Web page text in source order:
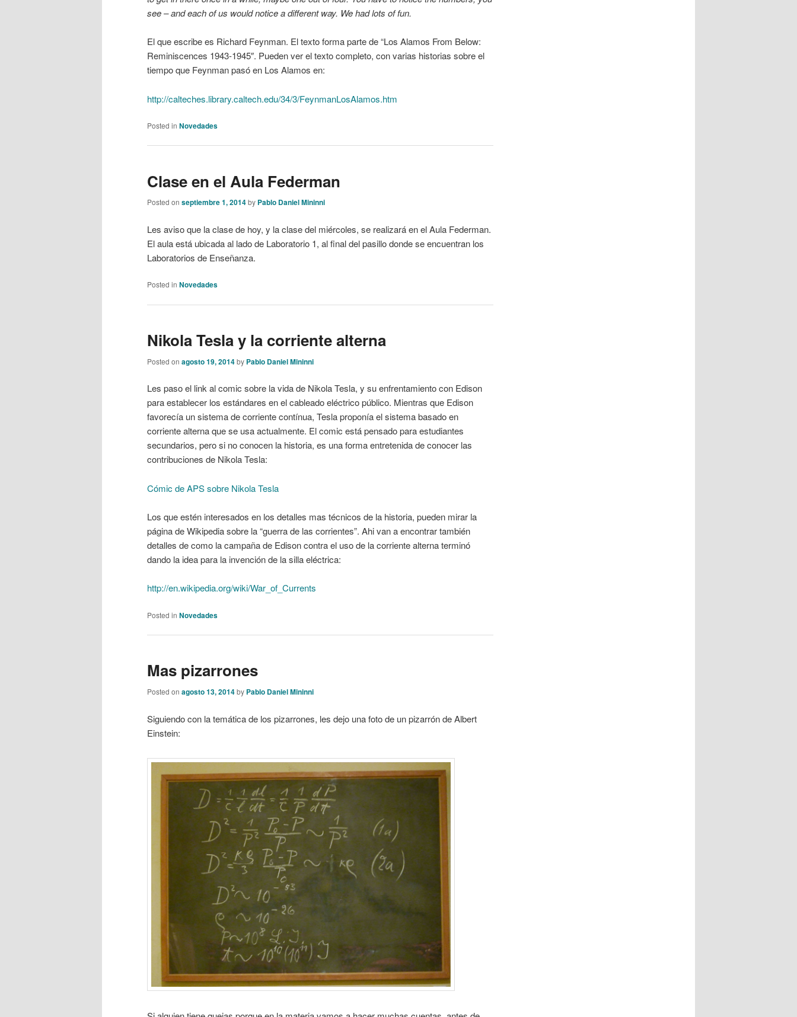
see – and each of us would notice a different way. We had lots of fun.
El que escribe es Richard Feynman. El texto forma parte de “Los Alamos From Below:
Reminiscences 1943-1945″. Pueden ver el texto completo, con varias historias sobre el
tiempo que Feynman pasó en Los Alamos en:
http://calteches.library.caltech.edu/34/3/FeynmanLosAlamos.htm
Posted in Novedades
Clase en el Aula Federman
Posted on septiembre 1, 2014by Pablo Daniel Mininni
Les aviso que la clase de hoy, y la clase del miércoles, se realizará en el Aula Federman.
El aula está ubicada al lado de Laboratorio 1, al final del pasillo donde se encuentran los
Laboratorios de Enseñanza.
Posted in Novedades
Nikola Tesla y la corriente alterna
Posted on agosto 19, 2014by Pablo Daniel Mininni
Les paso el link al comic sobre la vida de Nikola Tesla, y su enfrentamiento con Edison
para establecer los estándares en el cableado eléctrico público. Mientras que Edison
favorecía un sistema de corriente contínua, Tesla proponía el sistema basado en
corriente alterna que se usa actualmente. El comic está pensado para estudiantes
secundarios, pero si no conocen la historia, es una forma entretenida de conocer las
contribuciones de Nikola Tesla:
Cómic de APS sobre Nikola Tesla
Los que estén interesados en los detalles mas técnicos de la historia, pueden mirar la
página de Wikipedia sobre la “guerra de las corrientes”. Ahi van a encontrar también
detalles de como la campaña de Edison contra el uso de la corriente alterna terminó
dando la idea para la invención de la silla eléctrica:
http://en.wikipedia.org/wiki/War_of_Currents
Posted in Novedades
Mas pizarrones
Posted on agosto 13, 2014by Pablo Daniel Mininni
Siguiendo con la temática de los pizarrones, les dejo una foto de un pizarrón de Albert
Einstein: